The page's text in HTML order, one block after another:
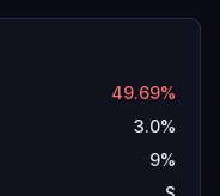
49.69%
3.0%
9%